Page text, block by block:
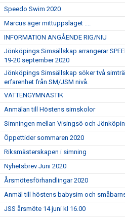
Speedo Swim 2020
Marcus äger mittuppslaget ....
INFORMATION ANGÅENDE RIG/NIU
Jönköpings Simsällskap arrangerar
19-20 september 2020
Jönköpings Simsällskap söker två
erfarenhet från SM/JSM nivå.
VATTENGYMNASTIK
Anmälan till Höstens simskolor
Simningen mellan Visingsö och
Öppettider sommaren 2020
Riksmästerskapen i simning
Nyhetsbrev Juni 2020
Årsmötesförhandlingar 2020
Anmäl till höstens babysim och
JSS årsmöte 14 juni kl 16.00